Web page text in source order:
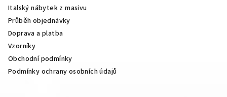
Italský nábytek z masivu
Průběh objednávky
Doprava a platba
Vzorníky
Obchodní podmínky
Podmínky ochrany osobních údajů